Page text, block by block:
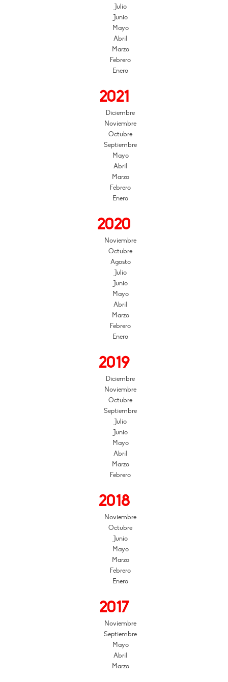
Julio
Junio
Mayo
Abril
Marzo
Febrero
Enero
2021
Diciembre
Noviembre
Octubre
Septiembre
Mayo
Abril
Marzo
Febrero
Enero
2020
Noviembre
Octubre
Agosto
Julio
Junio
Mayo
Abril
Marzo
Febrero
Enero
2019
Diciembre
Noviembre
Octubre
Septiembre
Julio
Junio
Mayo
Abril
Marzo
Febrero
2018
Noviembre
Octubre
Junio
Mayo
Marzo
Febrero
Enero
2017
Noviembre
Septiembre
Mayo
Abril
Marzo